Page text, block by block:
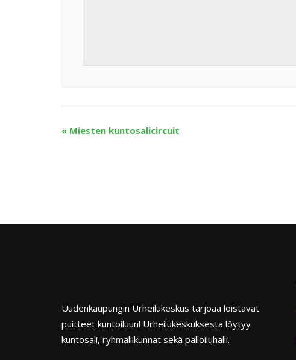
« Miesten kuntosalicircuit
Uudenkaupungin Urheilukeskus tarjoaa loistavat
puitteet kuntoiluun! Urheilukeskuksesta löytyy
kuntosali, ryhmäliikunnat sekä palloiluhalli.